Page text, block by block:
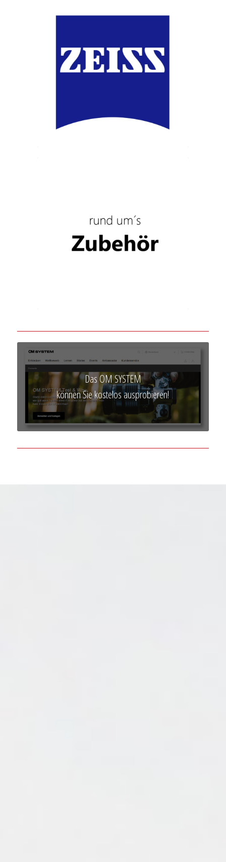
Das OM SYSTEM
können Sie kostelos ausprobieren!